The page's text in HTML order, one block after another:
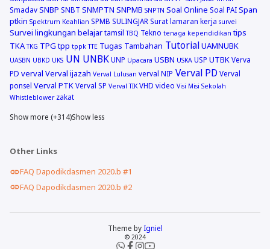
Smadav SNBP SNBT SNMPTN SNPMB SNPTN Soal Online Soal PAI Span
ptkin Spektrum Keahlian SPMB SULINGJAR Surat lamaran kerja survei
Survei lingkungan belajar tamsil TBQ Tekno tenaga kependidikan tips
TKA TKG TPG tpp tppk TTE Tugas Tambahan TutorialUAMNUBK
UASBN UBKD UKS UN UNBK UNP Upacara USBN USKA USP UTBK Verva
PD verval Verval ijazah Verval Lulusan verval NIP Verval PD Verval
ponsel Verval PTK Verval SP Verval TIK VHD video Visi Misi Sekolah
Whistleblower zakat
Show more (+314)Show less
Other Links
FAQ Dapodikdasmen 2020.b #1
FAQ Dapodikdasmen 2020.b #2
Theme by Igniel
© 2024